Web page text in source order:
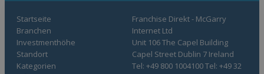
Startseite
Branchen
Investmenthöhe
Standort
Kategorien
Franchise Direkt - McGarry
Internet Ltd
Unit 106 The Capel Building
Capel Street Dublin 7 Ireland
Tel: +49 800 1004100 Tel: +49 32